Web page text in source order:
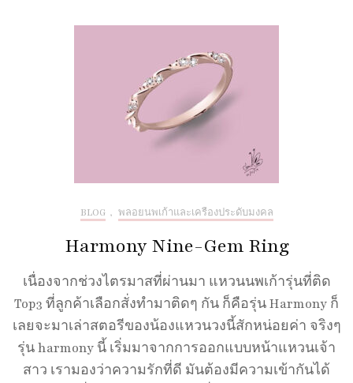
BLOG , พลอยนพเก้าและเครื่องประดับมงคล
Harmony Nine-Gem Ring
เนื่องจากช่วงไตรมาสที่ผ่านมา แหวนนพเก้ารุ่นที่ติด
Top3 ที่ลูกค้าเลือกสั่งทำมาติดๆ กัน ก็คือรุ่น Harmony ก็
เลยจะมาเล่าสตอรีของน้องแหวนวงนี้สักหน่อยค่า จริงๆ
รุ่น harmony นี้ เริ่มมาจากการออกแบบหน้าแหวนเจ้า
สาว เรามองว่าความรักที่ดี มันต้องมีความเข้ากันได้